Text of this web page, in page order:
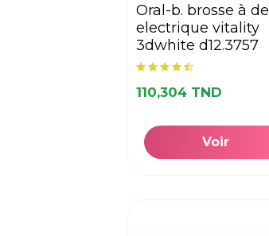
oral-b. brosse à dent
electrique vitality
3dwhite d12.3757
110,304 TND
Voir